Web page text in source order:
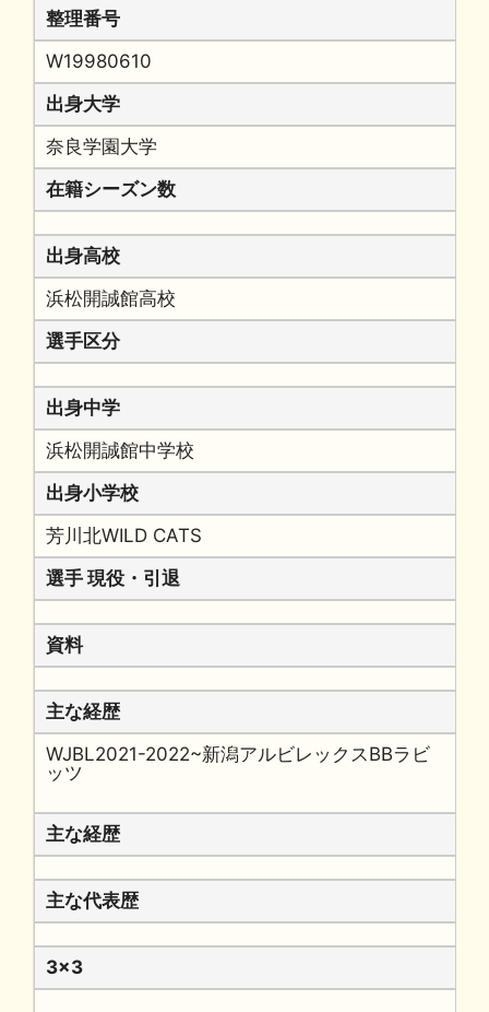
整理番号
W19980610
出身大学
奈良学園大学
在籍シーズン数
出身高校
浜松開誠館高校
選手区分
出身中学
浜松開誠館中学校
出身小学校
芳川北WILD CATS
選手 現役・引退
資料
主な経歴
WJBL2021-2022~新潟アルビレックスBBラビ
ッツ
主な経歴
主な代表歴
3x3